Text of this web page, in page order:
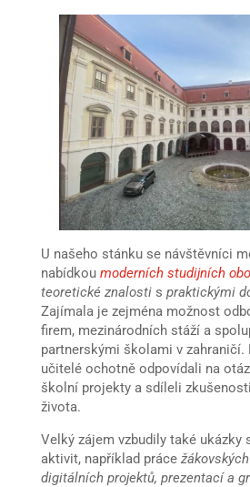
U našeho stánku se návštěvníci
nabídkou moderních studijních
teoretické znalostis praktickými
Zajímala je zejména možnost
firem, mezinárodních stáží a
partnerskými školami v zahraničí.
učitelé ochotně odpovídali na
školní projekty a sdíleli
života.
Velký zájem vzbudily také ukázky
aktivit, například práce
digitálních projektů, prezentací a